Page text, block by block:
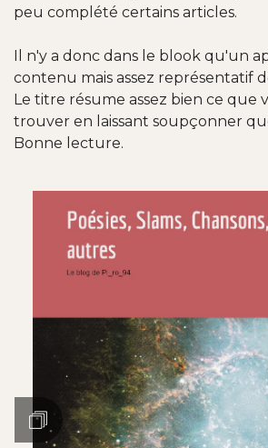
peu complété certains articles.
Il n'y a donc dans le blook qu'un
contenu mais assez représentatif
Le titre résume assez bien ce que
trouver en laissant soupçonner
Bonne lecture.